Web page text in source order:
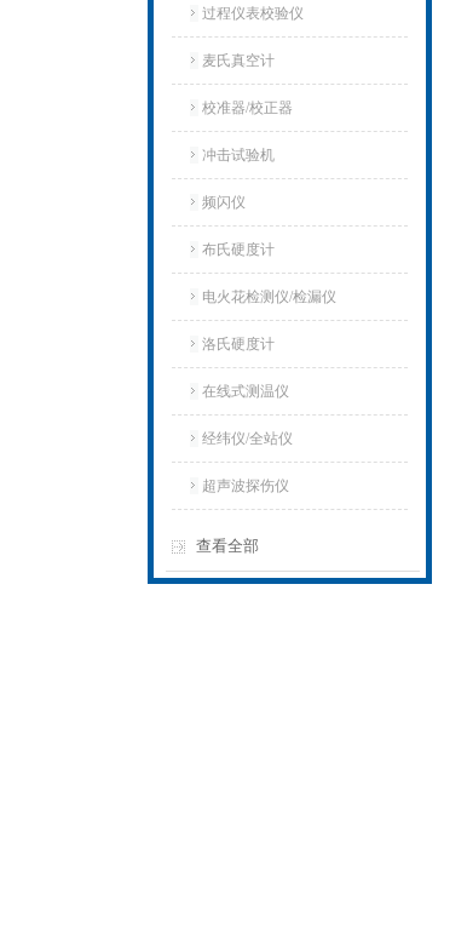
过程仪表校验仪
麦氏真空计
校准器/校正器
冲击试验机
频闪仪
布氏硬度计
电火花检测仪/检漏仪
洛氏硬度计
在线式测温仪
经纬仪/全站仪
超声波探伤仪
查看全部